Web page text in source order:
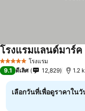
5 ดาว โรงแรม
โรงแรมแลนด์มาร์
9.1 ดีเลิศ 12,829 1.2
เลือกวันที่เพื่อดูราคาใน